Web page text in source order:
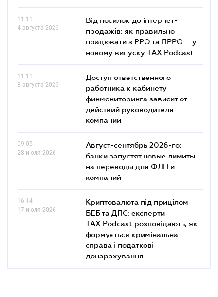
11.11
4 августа 2026
Від посилок до інтернет-
продажів: як правильно
працювати з РРО та ПРРО – у
новому випуску TAX Podcast
11.11
3 августа 2026
Доступ ответственного
работника к кабинету
финмониторинга зависит от
действий руководителя
компании
09.05
28 июля 2026
Август-сентябрь 2026-го:
банки запустят новые лимиты
на переводы для ФЛП и
компаний
16.14
17 июля 2026
Криптовалюта під прицілом
БЕБ та ДПС: експерти
TAX Podcast розповідають, як
формується кримінальна
справа і податкові
донарахування